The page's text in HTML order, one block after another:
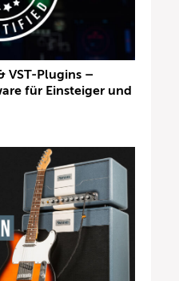
VST-Plugins –
für Einsteiger und